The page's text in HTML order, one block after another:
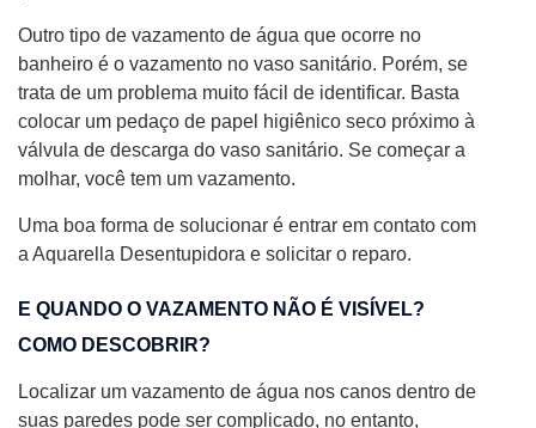
Outro tipo de vazamento de água que ocorre no
banheiro é o vazamento no vaso sanitário. Porém, se
trata de um problema muito fácil de identificar. Basta
colocar um pedaço de papel higiênico seco próximo à
válvula de descarga do vaso sanitário. Se começar a
molhar, você tem um vazamento.
Uma boa forma de solucionar é entrar em contato com
a Aquarella Desentupidora e solicitar o reparo.
E QUANDO O VAZAMENTO NÃO É VISÍVEL?
COMO DESCOBRIR?
Localizar um vazamento de água nos canos dentro de
suas paredes pode ser complicado, no entanto,